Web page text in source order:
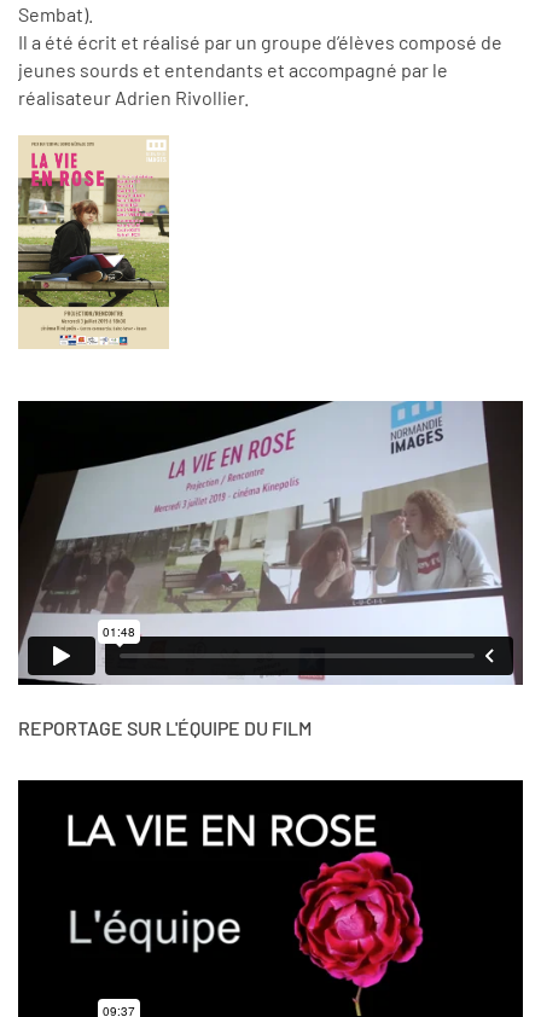
Sembat).
Il a été écrit et réalisé par un groupe d’élèves composé de
jeunes sourds et entendants et accompagné par le
réalisateur Adrien Rivollier.
REPORTAGE SUR L'ÉQUIPE DU FILM